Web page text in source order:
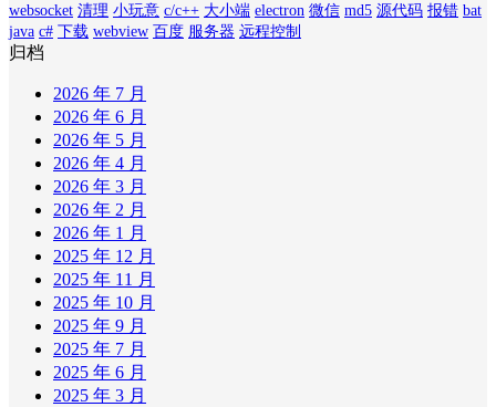
websocket 清理 小玩意 c/c++ 大小端 electron 微信 md5 源代码 报错 bat
java c# 下载 webview 百度 服务器 远程控制
归档
2026 年 7 月
2026 年 6 月
2026 年 5 月
2026 年 4 月
2026 年 3 月
2026 年 2 月
2026 年 1 月
2025 年 12 月
2025 年 11 月
2025 年 10 月
2025 年 9 月
2025 年 7 月
2025 年 6 月
2025 年 3 月